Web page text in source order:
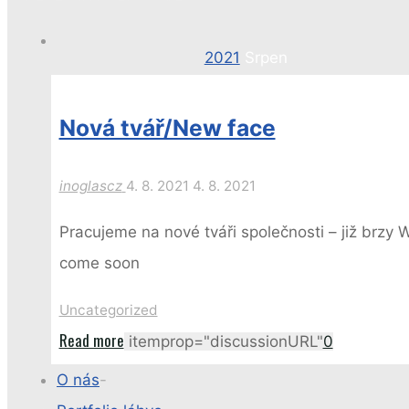
Home
2021
Nová tvář/New face
inoglascz 4. 8. 2021 4. 8. 2021
Pracujeme na nové tváři společnosti – již brzy
come soon
Uncategorized
Read more"Nová
face"
itemprop="discussionURL"0
O nás-